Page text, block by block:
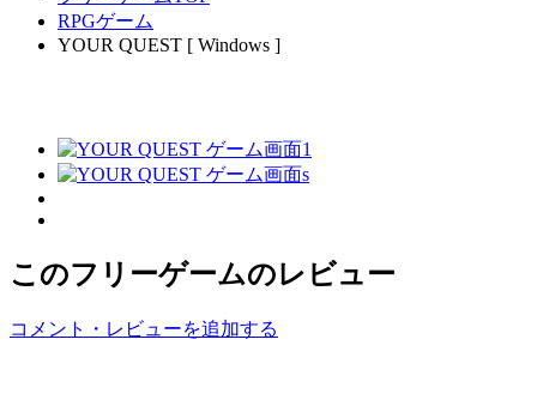
RPGゲーム
YOUR QUEST [ Windows ]
このフリーゲームのレビュー
コメント・レビューを追加する